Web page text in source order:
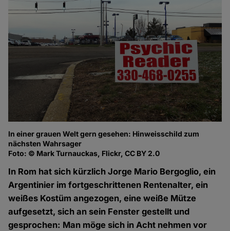
In einer grauen Welt gern gesehen: Hinweisschild zum
nächsten Wahrsager
Foto: © Mark Turnauckas, Flickr, CC BY 2.0
In Rom hat sich kürzlich Jorge Mario Bergoglio, ein
Argentinier im fortgeschrittenen Rentenalter, ein
weißes Kostüm angezogen, eine weiße Mütze
aufgesetzt, sich an sein Fenster gestellt und
gesprochen: Man möge sich in Acht nehmen vor